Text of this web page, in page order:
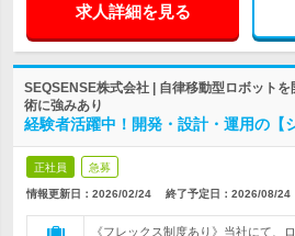
求人詳細を見る
SEQSENSE株式会社 | 自律移動型ロボット
術に強みあり
経験者活躍中！開発・設計・運用の【
正社員 急募
情報更新日：2026/02/24 終了予定日： 2026/08/24
《フレックス制度あり》当社にて、